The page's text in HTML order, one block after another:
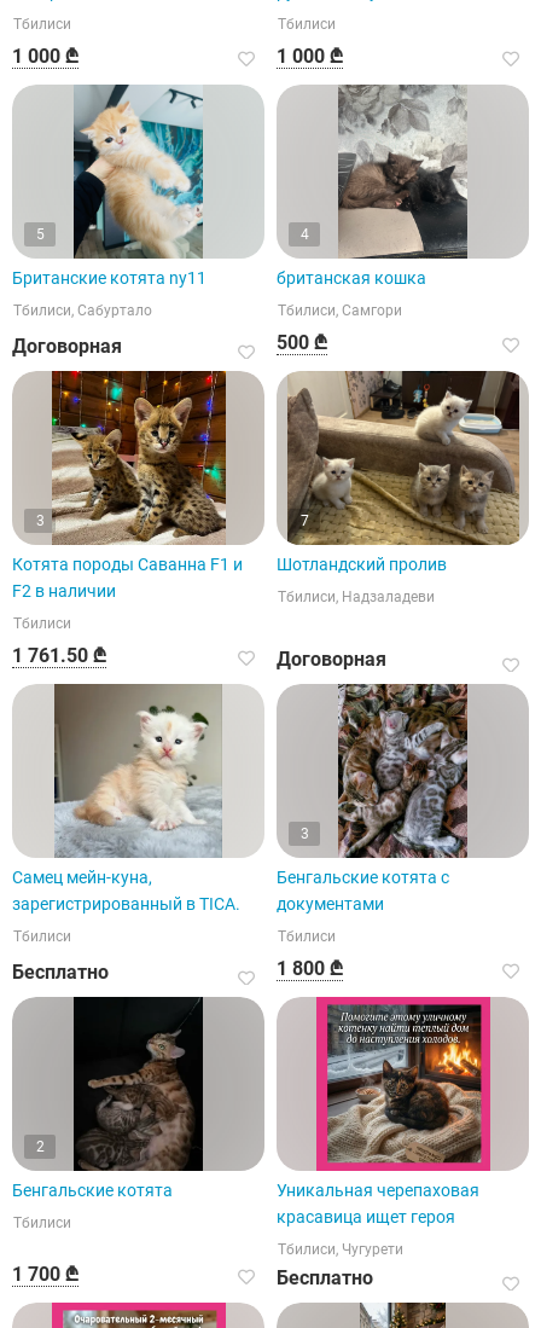
Тбилиси
1 000 ₾
Тбилиси
1 000 ₾
5
Британские котята ny11
Тбилиси, Сабуртало
Договорная
4
британская кошка
Тбилиси, Самгори
500 ₾
3
Котята породы Саванна F1 и
F2 в наличии
Тбилиси
1 761.50 ₾
7
Шотландский пролив
Тбилиси, Надзаладеви
Договорная
Самец мейн-куна,
зарегистрированный в TICA.
Тбилиси
Бесплатно
3
Бенгальские котята с
документами
Тбилиси
1 800 ₾
2
Бенгальские котята
Тбилиси
1 700 ₾
Уникальная черепаховая
красавица ищет героя
Тбилиси, Чугурети
Бесплатно